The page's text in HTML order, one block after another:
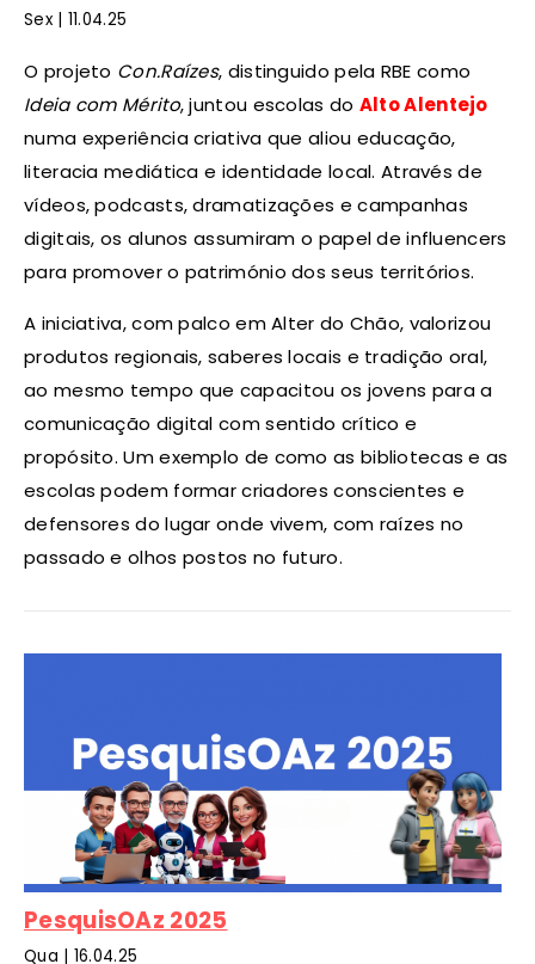
Sex | 11.04.25
O projeto Con.Raízes, distinguido pela RBE como
Ideia com Mérito, juntou escolas do Alto Alentejo
numa experiência criativa que aliou educação,
literacia mediática e identidade local. Através de
vídeos, podcasts, dramatizações e campanhas
digitais, os alunos assumiram o papel de influencers
para promover o património dos seus territórios.
A iniciativa, com palco em Alter do Chão, valorizou
produtos regionais, saberes locais e tradição oral,
ao mesmo tempo que capacitou os jovens para a
comunicação digital com sentido crítico e
propósito. Um exemplo de como as bibliotecas e as
escolas podem formar criadores conscientes e
defensores do lugar onde vivem, com raízes no
passado e olhos postos no futuro.
PesquisOAz 2025
Qua | 16.04.25